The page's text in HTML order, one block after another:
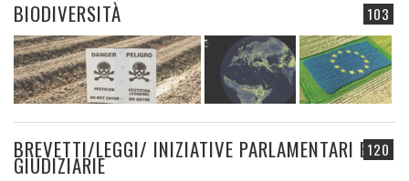
103
BIODIVERSITÀ
120
BREVETTI/LEGGI/ INIZIATIVE PARLAMENTARI E
GIUDIZIARIE